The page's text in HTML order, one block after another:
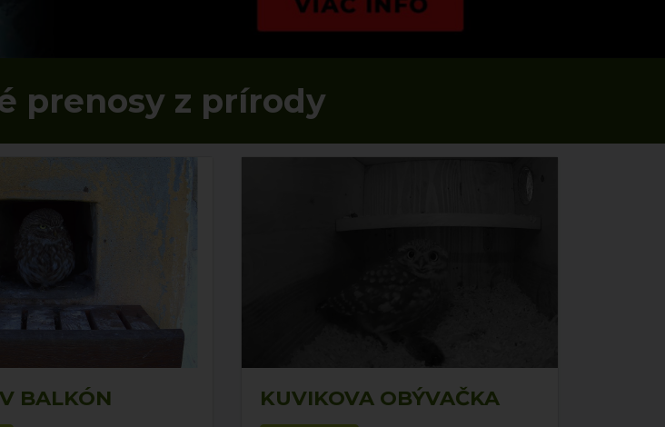
prenosy z prírody
BALKÓN KUVIKOVA OBÝVAČKA